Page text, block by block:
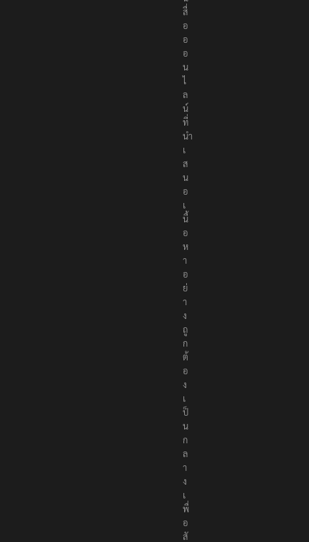
สื่
อ
อ
อ
น
ไ
ล
น์
ที่
นำ
เ
ส
น
อ
เ
นื้
อ
ห
า
อ
ย่
า
ง
ถู
ก
ต้
อ
ง
เ
ป็
น
ก
ล
า
ง
เ
พื่
อ
สั